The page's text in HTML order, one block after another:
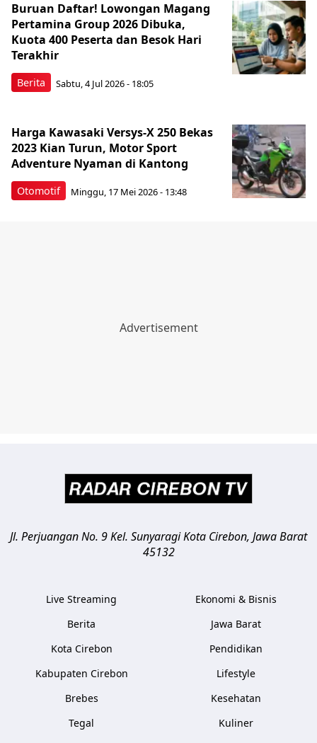
Berita
Buruan Daftar! Lowongan Magang
Pertamina Group 2026 Dibuka,
Kuota 400 Peserta dan Besok Hari
Terakhir
Sabtu, 4 Jul 2026 - 18:05
Otomotif
Harga Kawasaki Versys-X 250 Bekas
2023 Kian Turun, Motor Sport
Adventure Nyaman di Kantong
Minggu, 17 Mei 2026 - 13:48
Jl. Perjuangan No. 9 Kel. SunyaragiKota Cirebon, Jawa Barat
45132
Live Streaming
Berita
Kota Cirebon
Kabupaten Cirebon
Brebes
Tegal
Ekonomi & Bisnis
Jawa Barat
Pendidikan
Lifestyle
Kesehatan
Kuliner